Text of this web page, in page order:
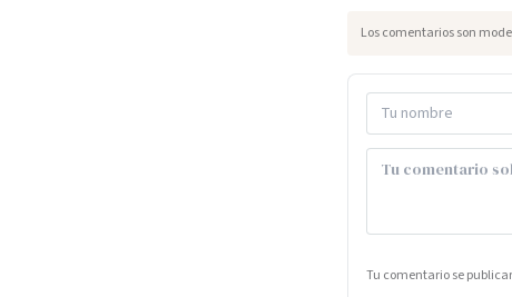
Los comentarios son
Tu comentario se